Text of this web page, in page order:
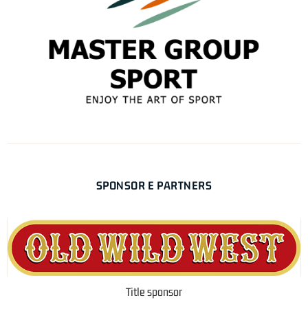
SPONSOR E PARTNERS
Title sponsor